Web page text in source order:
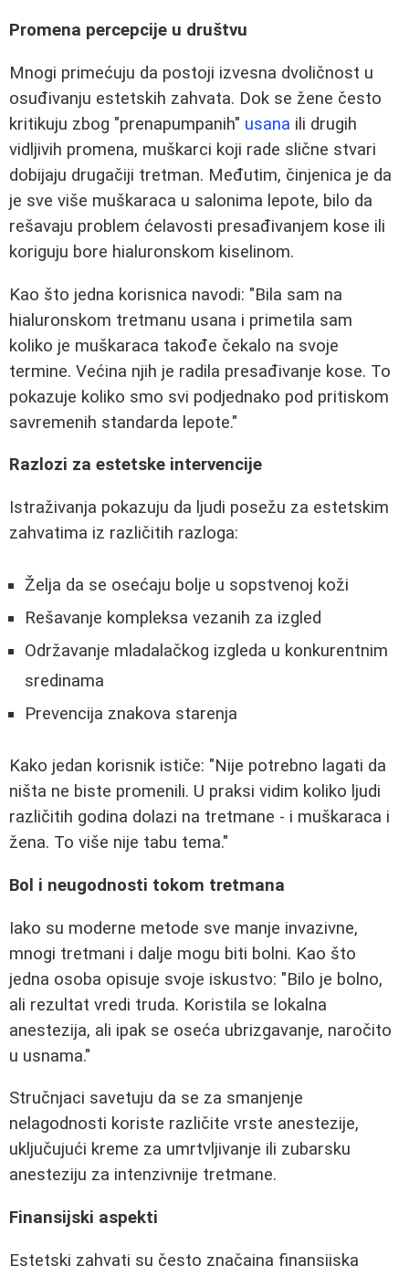
Promena percepcije u društvu
Mnogi primećuju da postoji izvesna dvoličnost u
osuđivanju estetskih zahvata. Dok se žene često
kritikuju zbog "prenapumpanih" usana ili drugih
vidljivih promena, muškarci koji rade slične stvari
dobijaju drugačiji tretman. Međutim, činjenica je da
je sve više muškaraca u salonima lepote, bilo da
rešavaju problem ćelavosti presađivanjem kose ili
koriguju bore hialuronskom kiselinom.
Kao što jedna korisnica navodi: "Bila sam na
hialuronskom tretmanu usana i primetila sam
koliko je muškaraca takođe čekalo na svoje
termine. Većina njih je radila presađivanje kose. To
pokazuje koliko smo svi podjednako pod pritiskom
savremenih standarda lepote."
Razlozi za estetske intervencije
Istraživanja pokazuju da ljudi posežu za estetskim
zahvatima iz različitih razloga:
Želja da se osećaju bolje u sopstvenoj koži
Rešavanje kompleksa vezanih za izgled
Održavanje mladalačkog izgleda u konkurentnim
sredinama
Prevencija znakova starenja
Kako jedan korisnik ističe: "Nije potrebno lagati da
ništa ne biste promenili. U praksi vidim koliko ljudi
različitih godina dolazi na tretmane - i muškaraca i
žena. To više nije tabu tema."
Bol i neugodnosti tokom tretmana
Iako su moderne metode sve manje invazivne,
mnogi tretmani i dalje mogu biti bolni. Kao što
jedna osoba opisuje svoje iskustvo: "Bilo je bolno,
ali rezultat vredi truda. Koristila se lokalna
anestezija, ali ipak se oseća ubrizgavanje, naročito
u usnama."
Stručnjaci savetuju da se za smanjenje
nelagodnosti koriste različite vrste anestezije,
uključujući kreme za umrtvljivanje ili zubarsku
anesteziju za intenzivnije tretmane.
Finansijski aspekti
Estetski zahvati su često značajna finansijska